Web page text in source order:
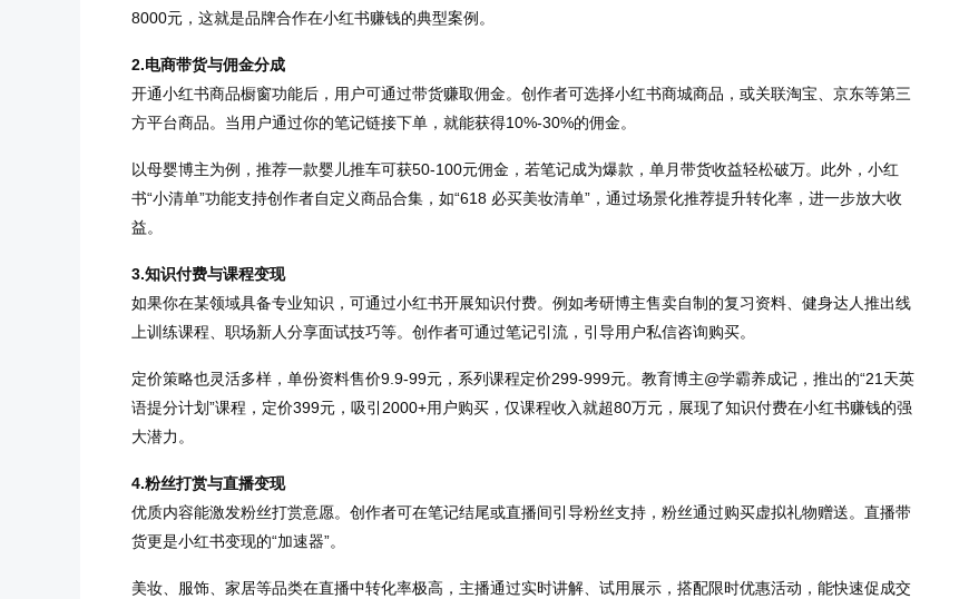
8000元，这就是品牌合作在小红书赚钱的典型案例。
2.电商带货与佣金分成
开通小红书商品橱窗功能后，用户可通过带货赚取佣金。创作者可选择小红书商城商品，或关联淘宝、京东等第三
方平台商品。当用户通过你的笔记链接下单，就能获得10%-30%的佣金。
以母婴博主为例，推荐一款婴儿推车可获50-100元佣金，若笔记成为爆款，单月带货收益轻松破万。此外，小红
书“小清单”功能支持创作者自定义商品合集，如“618 必买美妆清单”，通过场景化推荐提升转化率，进一步放大收
益。
3.知识付费与课程变现
如果你在某领域具备专业知识，可通过小红书开展知识付费。例如考研博主售卖自制的复习资料、健身达人推出线
上训练课程、职场新人分享面试技巧等。创作者可通过笔记引流，引导用户私信咨询购买。
定价策略也灵活多样，单份资料售价9.9-99元，系列课程定价299-999元。教育博主@学霸养成记，推出的“21天英
语提分计划”课程，定价399元，吸引2000+用户购买，仅课程收入就超80万元，展现了知识付费在小红书赚钱的强
大潜力。
4.粉丝打赏与直播变现
优质内容能激发粉丝打赏意愿。创作者可在笔记结尾或直播间引导粉丝支持，粉丝通过购买虚拟礼物赠送。直播带
货更是小红书变现的“加速器”。
美妆、服饰、家居等品类在直播中转化率极高，主播通过实时讲解、试用展示，搭配限时优惠活动，能快速促成交